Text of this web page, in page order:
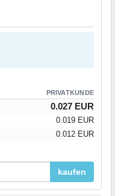
PRIVATKUNDE
0.027 EUR
0.019 EUR
0.012 EUR
kaufen